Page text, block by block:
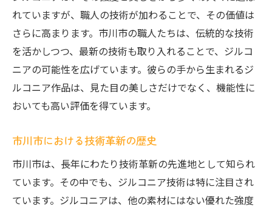
れていますが、職人の技術が加わることで、その価値は
さらに高まります。市川市の職人たちは、伝統的な技術
を活かしつつ、最新の技術も取り入れることで、ジルコ
ニアの可能性を広げています。彼らの手から生まれるジ
ルコニア作品は、見た目の美しさだけでなく、機能性に
おいても高い評価を得ています。
市川市における技術革新の歴史
市川市は、長年にわたり技術革新の先進地として知られ
ています。その中でも、ジルコニア技術は特に注目され
ています。ジルコニアは、他の素材にはない優れた強度